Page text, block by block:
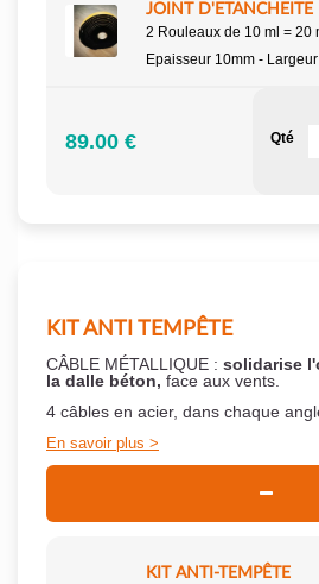
JOINT D'ETANCHEITE
2 Rouleaux de 10 ml = 20
Epaisseur 10mm -
89.00 € Qté
KIT ANTI TEMPÊTE
CÂBLE MÉTALLIQUE : solidarise
la dalle béton, face aux vents.
4 câbles en acier, dans chaque
En savoir plus
KIT ANTI-TEMPÊTE